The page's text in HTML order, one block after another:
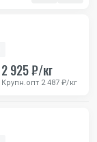
2 925 ₽/кг
Крупн.опт 2 487 ₽/кг